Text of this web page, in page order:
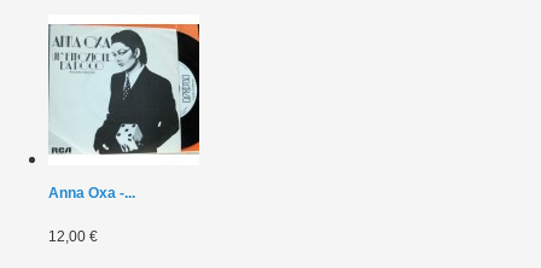
Anna Oxa -...
12,00 €